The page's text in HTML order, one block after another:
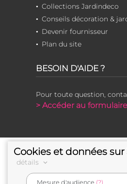
Collections Jardindeco
Conseils décoration &
Devenir fournisseur
Plan du site
BESOIN D'AIDE ?
Pour toute question,
> Accéder au
Cookies et données
détails
Mesure d'audience (?)